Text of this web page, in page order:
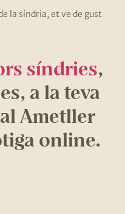
la síndria, et ve de gust
síndries,
a la teva
Ametller
online.